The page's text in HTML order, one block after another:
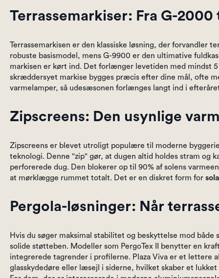
Terrassemarkiser: Fra G-2000
Terrassemarkisen er den klassiske løsning, der forvandler
robuste basismodel, mens G-9900 er den ultimative
markisen er kørt ind. Det forlænger levetiden med mindst
skræddersyet markise bygges præcis efter dine mål, ofte
varmelamper, så udesæsonen forlænges langt ind i
Zipscreens: Den usynlige
Zipscreens er blevet utroligt populære til moderne
teknologi. Denne "zip" gør, at dugen altid holdes stram og
perforerede dug. Den blokerer op til 90% af solens
at mørklægge rummet totalt. Det er en diskret form for
Pergola-løsninger: Når
Hvis du søger maksimal stabilitet og beskyttelse mod
solide støtteben. Modeller som PergoTex II benytter en
integrerede tagrender i profilerne. Plaza Viva er et lettere
glasskydedøre eller læsejl i siderne, hvilket skaber et